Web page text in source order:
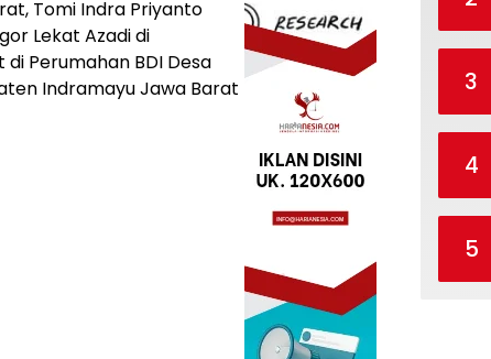
Tomi Indra Priyanto
Lekat Azadi di
Perumahan BDI Desa
Indramayu Jawa Barat
3
4
5